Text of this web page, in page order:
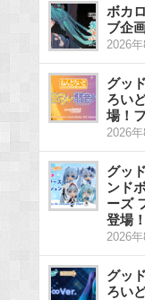
ボカ
ブ企
2026
グッ
ろい
場！
2026
グッ
ンド
ーズ
登場
2026
グッ
ろい